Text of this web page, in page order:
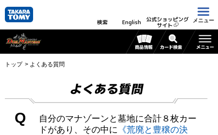
検索 English 公式ショッピング
サイト
メニュー
トップ よくある質問
よくある質問
Q
自分のマナゾーンと墓地に合計８枚カー
ドがあり、その中に 《荒廃と豊穣の決